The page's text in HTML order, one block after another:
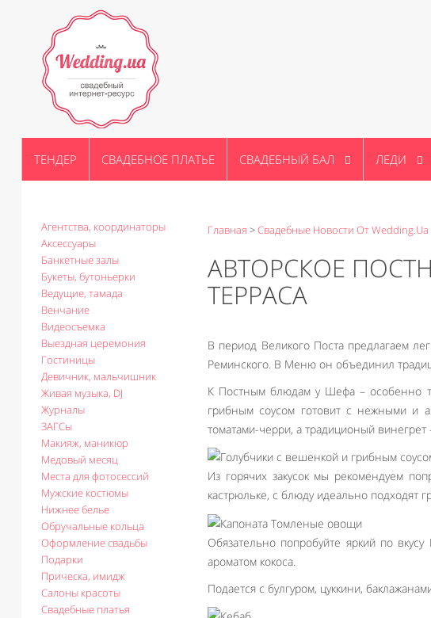
ТЕНДЕР СВАДЕБНОЕ ПЛАТЬЕ СВАДЕБНЫЙ БАЛ ЛЕДИ
Агентства, координаторы
Аксессуары
Банкетные залы
Букеты, бутоньерки
Ведущие, тамада
Венчание
Видеосъемка
Выездная церемония
Гостиницы
Девичник, мальчишник
Живая музыка, DJ
Журналы
ЗАГСы
Макияж, маникюр
Медовый месяц
Места для фотосессий
Мужские костюмы
Нижнее белье
Обручальные кольца
Оформление свадьбы
Подарки
Прическа, имидж
Салоны красоты
Свадебные платья
Главная >Свадебные Новости От Wedding.ua
АВТОРСКОЕ
ТЕРРАСА
В период Великого Поста предлагаем
Реминского. В Меню он объединил
К Постным блюдам у Шефа – особенно
грибным соусом готовит с нежными и
томатами-черри, а традиционый
Из горячих закусок мы рекомендуем
кастрюльке, с блюду идеально подходят
Обязательно попробуйте яркий по
ароматом кокоса.
Подается с булгуром, цуккини,